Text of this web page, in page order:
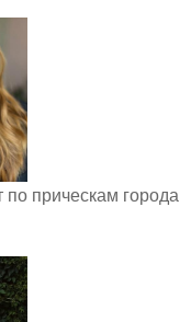
прическам города